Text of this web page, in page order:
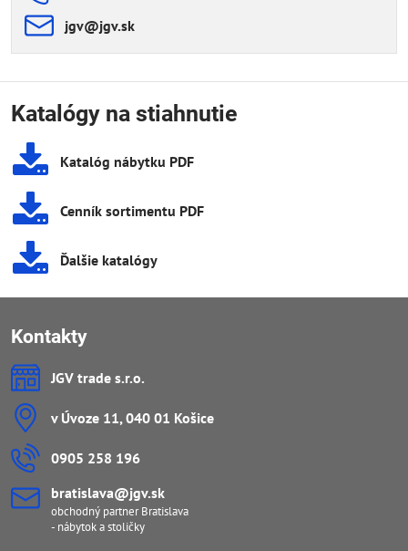
jgv​@jgv​.sk
Katalógy na stiahnutie
Katalóg nábytku PDF
Cenník sortimentu PDF
Ďalšie katalógy
Kontakty
JGV trade s​.r​.o​.
v Úvoze 11, 040 01 Košice
0905 258 196
bratislava​@jgv​.sk
obchodný partner Bratislava
- nábytok a stoličky